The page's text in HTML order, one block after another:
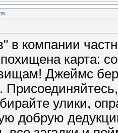
в компании
похищена карта:
Джеймс
улики,
добрую